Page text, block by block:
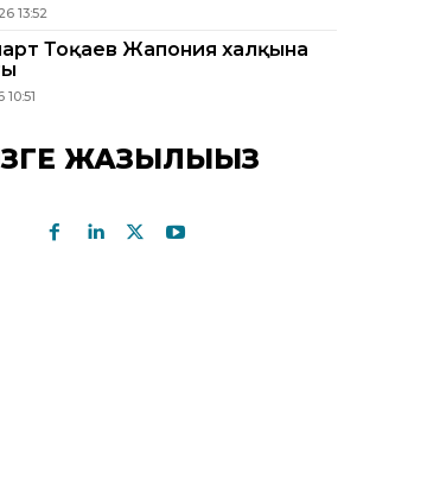
13:52
Тоқаев Жапония халқына
ЖАЗЫЛЫҢЫЗ